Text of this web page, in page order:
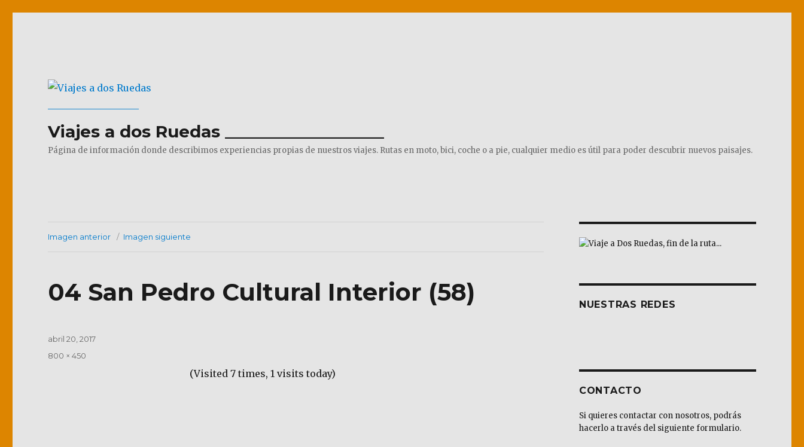
Viajes a dos Ruedas ___________________
Página de información donde describimos experiencias propias de nuestros viajes. Rutas en moto, bici, coche o a pie, cualquier medio es útil para poder descubrir nuevos paisajes.
Imagen anterior Imagen siguiente
04 San Pedro Cultural Interior (58)
(Visited 7 times, 1 visits today)
Publicado
abril 20, 2017
Tamaño
800 × 450
NUESTRAS REDES
CONTACTO
Si quieres contactar con nosotros, podrás
hacerlo a través del siguiente formulario.